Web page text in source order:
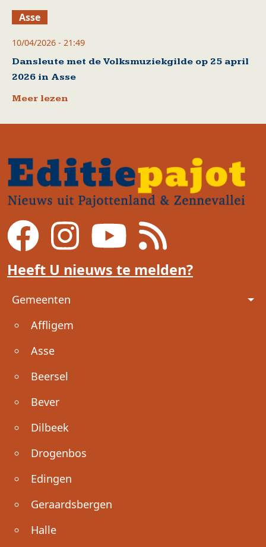
Asse
10/04/2026 - 21:49
Dansleute met de Volksmuziekgilde op 25 april
2026 in Asse
Meer lezen
Heeft U nieuws te melden?
Voet
Gemeenten
Affligem
Asse
Beersel
Bever
Dilbeek
Drogenbos
Edingen
Geraardsbergen
Halle